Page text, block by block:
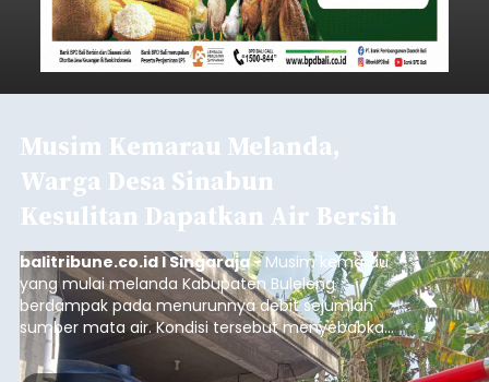
Musim Kemarau Melanda,
Warga Desa Sinabun
Kesulitan Dapatkan Air Bersih
balitribune.co.id I Singaraja -Musim kemarau
yang mulai melanda Kabupaten Buleleng
berdampak pada menurunnya debit sejumlah
sumber mata air. Kondisi tersebut menyebabkan
warga di beberapa desa mulai mengalami
kesulitan mendapatkan air bersih, terutama